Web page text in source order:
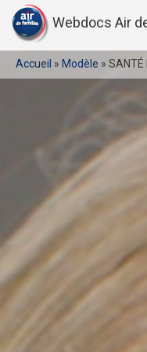
Webdocs Air
Accueil » Modèle »